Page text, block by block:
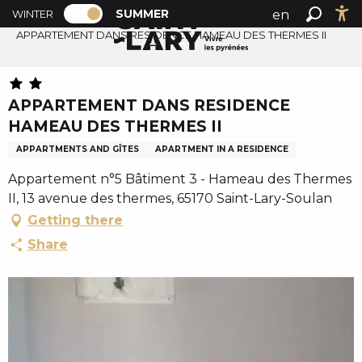
A
l
r
a
u
c
n
t
e
n
PAGE D’ACCUEIL ACTUELLE ÉTÉ : PASSER EN MODE
WINTER PAGE D’ACCUEIL ACTUELLE ÉTÉ :
SUMMER
en
Search
Summer home
APPARTEMENT DANS RESIDENCE HAMEAU DES THERMES II
APPARTEMENT DANS RESIDENCE
HAMEAU DES THERMES II
APPARTMENTS AND GÎTES APARTMENT IN A RESIDENCE
Appartement n°5 Bâtiment 3 - Hameau des Thermes
II, 13 avenue des thermes, 65170 Saint-Lary-Soulan
Getting there
Share